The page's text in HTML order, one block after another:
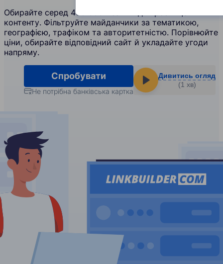
Обирайте серед 400 000+ сайтів для розміщення
контенту. Фільтруйте майданчики за тематикою,
географією, трафіком та авторитетністю. Порівнюйте
ціни, обирайте відповідний сайт й укладайте угоди
напряму.
Спробувати
Не потрібна банківська картка
Дивитись огляд
(1 хв)